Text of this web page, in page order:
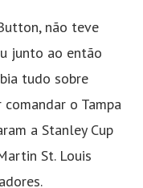
não teve
junto ao então
tudo sobre
o Tampa
a Stanley Cup
St. Louis